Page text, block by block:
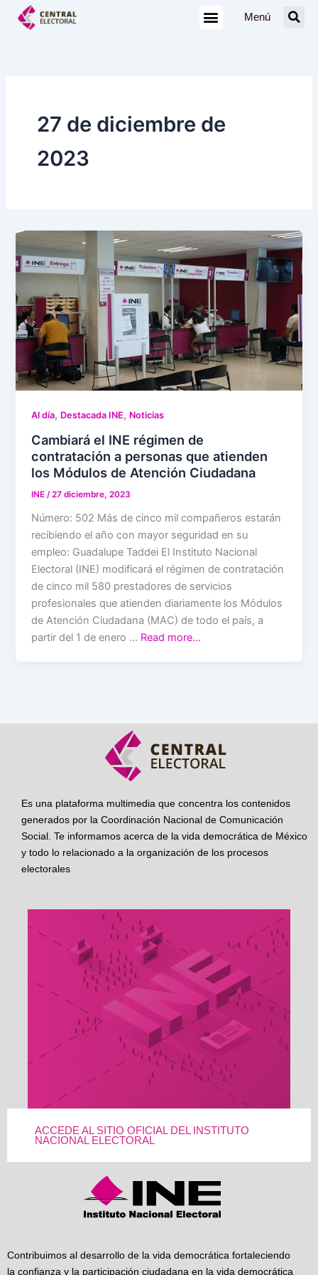
Menú
27 de diciembre de
2023
Al día, Destacada INE, Noticias
Cambiará el INE régimen de
contratación a personas que atienden
los Módulos de Atención Ciudadana
INE/27 diciembre, 2023
Número: 502 Más de cinco mil compañeros estarán
recibiendo el año con mayor seguridad en su
empleo: Guadalupe Taddei El Instituto Nacional
Electoral (INE) modificará el régimen de contratación
de cinco mil 580 prestadores de servicios
profesionales que atienden diariamente los Módulos
de Atención Ciudadana (MAC) de todo el país, a
partir del 1 de enero … Read more…
Es una plataforma multimedia que concentra los contenidos
generados por la Coordinación Nacional de Comunicación
Social. Te informamos acerca de la vida democrática de México
y todo lo relacionado a la organización de los procesos
electorales
ACCEDE AL SITIO OFICIAL DEL INSTITUTO
NACIONAL ELECTORAL
Contribuimos al desarrollo de la vida democrática fortaleciendo
la confianza y la participación ciudadana en la vida democrática